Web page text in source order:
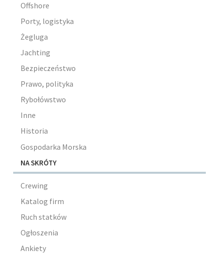
Offshore
Porty, logistyka
Żegluga
Jachting
Bezpieczeństwo
Prawo, polityka
Rybołówstwo
Inne
Historia
Gospodarka Morska
NA SKRÓTY
Crewing
Katalog firm
Ruch statków
Ogłoszenia
Ankiety